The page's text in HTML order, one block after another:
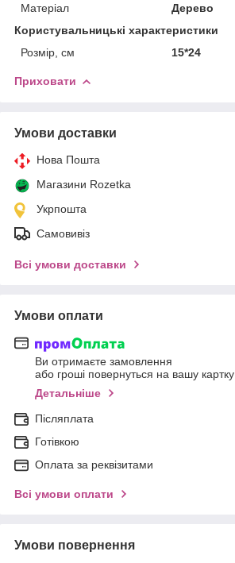
Матеріал
Дерево
Користувальницькі характеристики
Розмір, см
15*24
Приховати
Умови доставки
Нова Пошта
Магазини Rozetka
Укрпошта
Самовивіз
Всі умови доставки
Умови оплати
Ви отримаєте замовлення
або гроші повернуться на вашу картку
Детальніше
Післяплата
Готівкою
Оплата за реквізитами
Всі умови оплати
Умови повернення